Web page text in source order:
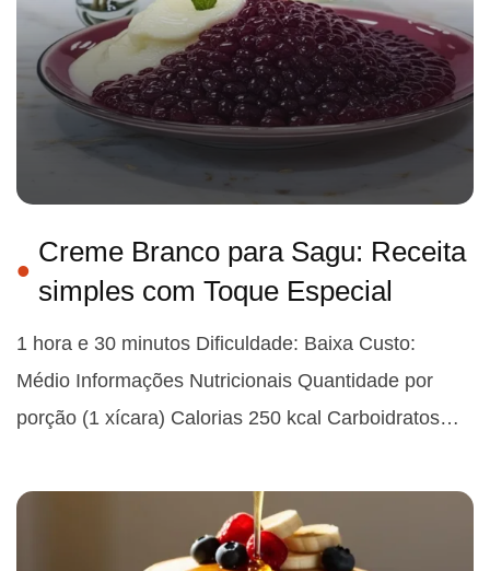
Creme Branco para Sagu: Receita
simples com Toque Especial
1 hora e 30 minutos Dificuldade: Baixa Custo:
Médio Informações Nutricionais Quantidade por
porção (1 xícara) Calorias 250 kcal Carboidratos…